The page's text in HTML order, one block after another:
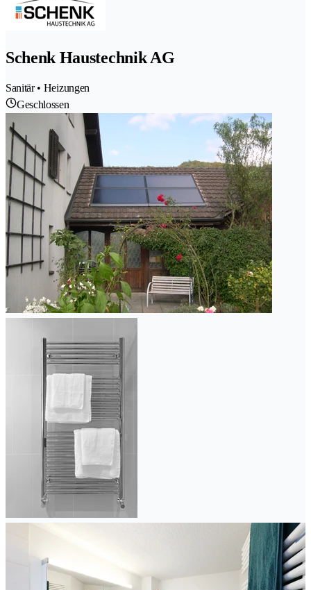
Schenk Haustechnik AG
Sanitär • Heizungen
Geschlossen